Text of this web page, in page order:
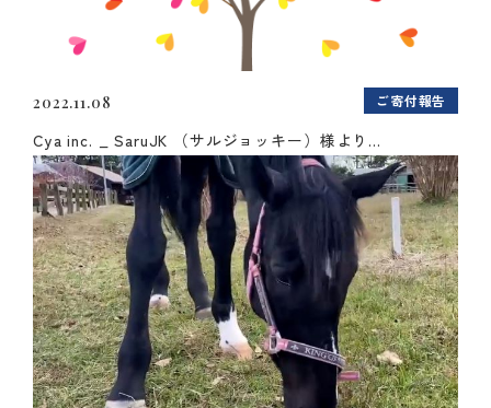
2022.11.08 ご寄付報告
Cya inc. _ SaruJK （サルジョッキー）様より...